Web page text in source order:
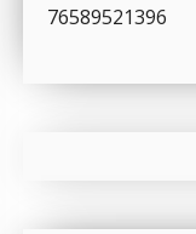
76589521396